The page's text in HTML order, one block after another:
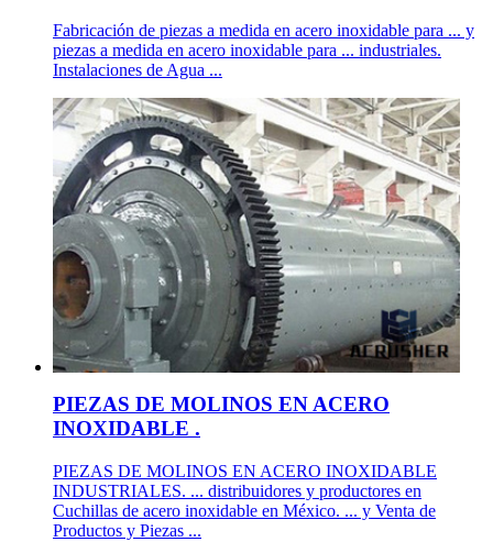
Fabricación de piezas a medida en acero inoxidable para ... y
piezas a medida en acero inoxidable para ... industriales.
Instalaciones de Agua ...
PIEZAS DE MOLINOS EN ACERO
INOXIDABLE .
PIEZAS DE MOLINOS EN ACERO INOXIDABLE
INDUSTRIALES. ... distribuidores y productores en
Cuchillas de acero inoxidable en México. ... y Venta de
Productos y Piezas ...